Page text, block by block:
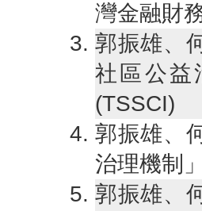
灣金融財
郭振雄、
社區公益
(TSSCI)
郭振雄、
治理機制
郭振雄、